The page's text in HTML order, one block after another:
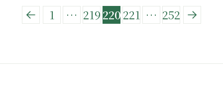
1 … 219220221 … 252